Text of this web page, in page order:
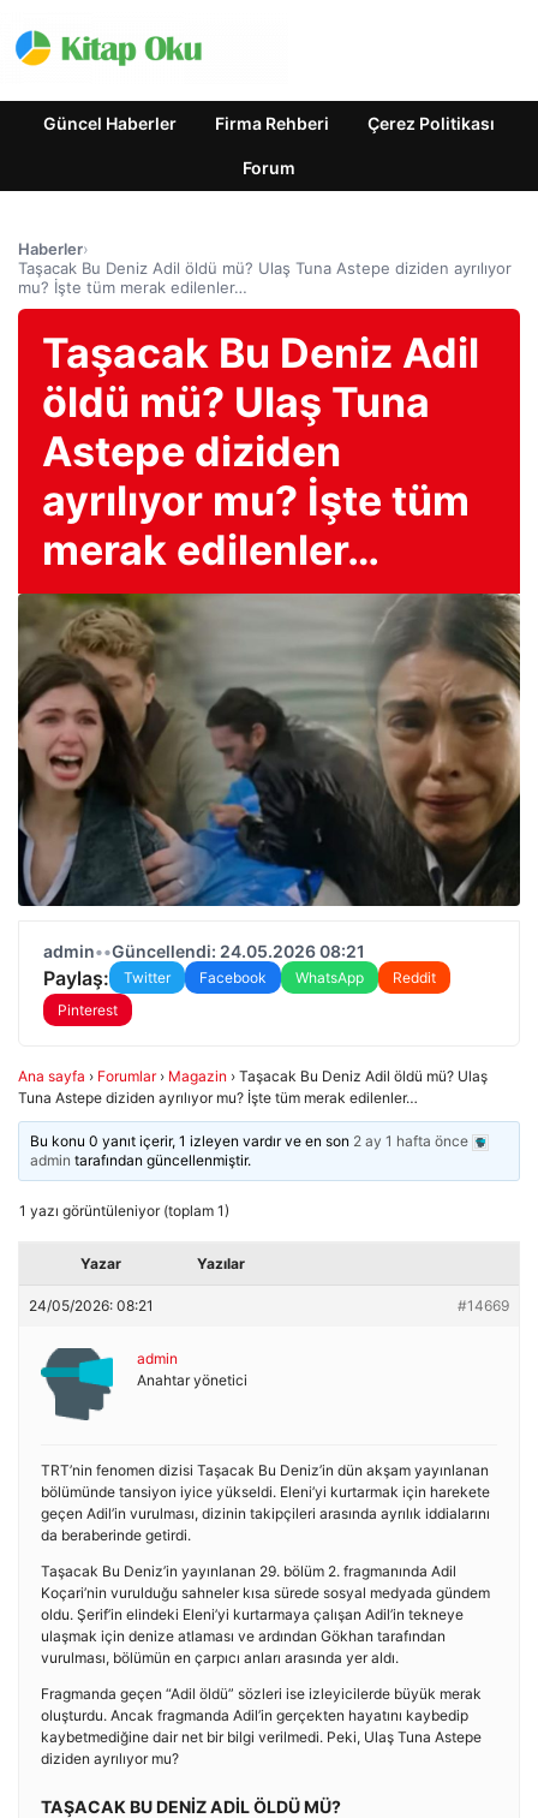
Güncel Haberler Firma Rehberi Çerez Politikası
Forum
Haberler›
Taşacak Bu Deniz Adil öldü mü? Ulaş Tuna Astepe diziden ayrılıyor
mu? İşte tüm merak edilenler…
Taşacak Bu Deniz Adil
öldü mü? Ulaş Tuna
Astepe diziden
ayrılıyor mu? İşte tüm
merak edilenler…
admin••Güncellendi: 24.05.2026 08:21
Paylaş: Twitter Facebook WhatsApp
Reddit
Pinterest
Ana sayfa › Forumlar › Magazin › Taşacak Bu Deniz Adil öldü mü? Ulaş
Tuna Astepe diziden ayrılıyor mu? İşte tüm merak edilenler…
Bu konu 0 yanıt içerir, 1 izleyen vardır ve en son 2 ay 1 hafta önce
admin tarafından güncellenmiştir.
1 yazı görüntüleniyor (toplam 1)
Yazar Yazılar
24/05/2026: 08:21 #14669
admin
Anahtar yönetici
TRT’nin fenomen dizisi Taşacak Bu Deniz’in dün akşam yayınlanan
bölümünde tansiyon iyice yükseldi. Eleni’yi kurtarmak için harekete
geçen Adil’in vurulması, dizinin takipçileri arasında ayrılık iddialarını
da beraberinde getirdi.
Taşacak Bu Deniz’in yayınlanan 29. bölüm 2. fragmanında Adil
Koçari’nin vurulduğu sahneler kısa sürede sosyal medyada gündem
oldu. Şerif’in elindeki Eleni’yi kurtarmaya çalışan Adil’in tekneye
ulaşmak için denize atlaması ve ardından Gökhan tarafından
vurulması, bölümün en çarpıcı anları arasında yer aldı.
Fragmanda geçen “Adil öldü” sözleri ise izleyicilerde büyük merak
oluşturdu. Ancak fragmanda Adil’in gerçekten hayatını kaybedip
kaybetmediğine dair net bir bilgi verilmedi. Peki, Ulaş Tuna Astepe
diziden ayrılıyor mu?
TAŞACAK BU DENİZ ADİL ÖLDÜ MÜ?